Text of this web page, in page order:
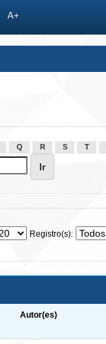
A+
Q R S T
Registro(s):
Autor(es)